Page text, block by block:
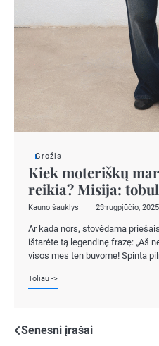
Grožis
Kiek moteriškų
reikia? Misija:
Kauno šauklys 23 rugpjūčio, 2025
Ar kada nors, stovėdama
ištarėte tą legendinę frazę: „Aš
visos mes ten buvome! Spinta
Toliau ->
Navigacija
Senesni įrašai